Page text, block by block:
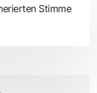
Stimme